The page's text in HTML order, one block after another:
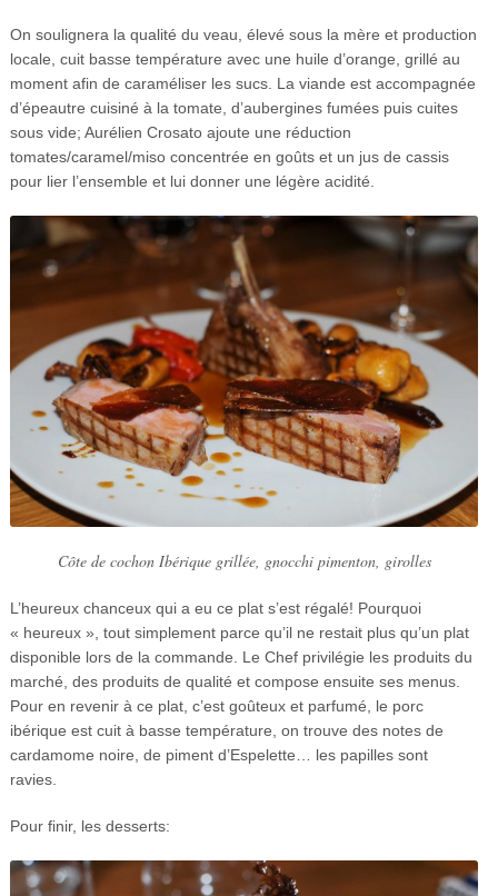
On soulignera la qualité du veau, élevé sous la mère et production
locale, cuit basse température avec une huile d’orange, grillé au
moment afin de caraméliser les sucs. La viande est accompagnée
d’épeautre cuisiné à la tomate, d’aubergines fumées puis cuites
sous vide; Aurélien Crosato ajoute une réduction
tomates/caramel/miso concentrée en goûts et un jus de cassis
pour lier l’ensemble et lui donner une légère acidité.
Côte de cochon Ibérique grillée, gnocchi pimenton, girolles
L’heureux chanceux qui a eu ce plat s’est régalé! Pourquoi
« heureux », tout simplement parce qu’il ne restait plus qu’un plat
disponible lors de la commande. Le Chef privilégie les produits du
marché, des produits de qualité et compose ensuite ses menus.
Pour en revenir à ce plat, c’est goûteux et parfumé, le porc
ibérique est cuit à basse température, on trouve des notes de
cardamome noire, de piment d’Espelette… les papilles sont
ravies.
Pour finir, les desserts: